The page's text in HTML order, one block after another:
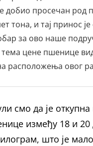
добио просечан род
тона, и тај принос
за ово наше
цене пшенице
расположења овог
смо да је откупна
између 18 и 20
што је